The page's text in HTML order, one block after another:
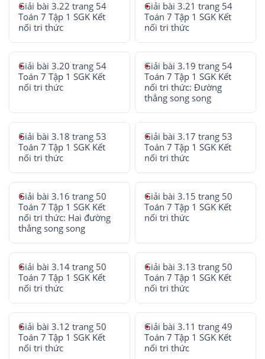
Giải bài 3.22 trang 54
Toán 7 Tập 1 SGK Kết
nối tri thức
Giải bài 3.21 trang 54
Toán 7 Tập 1 SGK Kết
nối tri thức
Giải bài 3.20 trang 54
Toán 7 Tập 1 SGK Kết
nối tri thức
Giải bài 3.19 trang 54
Toán 7 Tập 1 SGK Kết
nối tri thức: Đường
thẳng song song
Giải bài 3.18 trang 53
Toán 7 Tập 1 SGK Kết
nối tri thức
Giải bài 3.17 trang 53
Toán 7 Tập 1 SGK Kết
nối tri thức
Giải bài 3.16 trang 50
Toán 7 Tập 1 SGK Kết
nối tri thức: Hai đường
thẳng song song
Giải bài 3.15 trang 50
Toán 7 Tập 1 SGK Kết
nối tri thức
Giải bài 3.14 trang 50
Toán 7 Tập 1 SGK Kết
nối tri thức
Giải bài 3.13 trang 50
Toán 7 Tập 1 SGK Kết
nối tri thức
Giải bài 3.12 trang 50
Toán 7 Tập 1 SGK Kết
nối tri thức
Giải bài 3.11 trang 49
Toán 7 Tập 1 SGK Kết
nối tri thức